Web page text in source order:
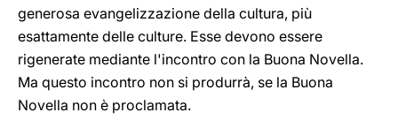
generosa evangelizzazione della cultura, più
esattamente delle culture. Esse devono essere
rigenerate mediante l'incontro con la Buona Novella.
Ma questo incontro non si produrrà, se la Buona
Novella non è proclamata.